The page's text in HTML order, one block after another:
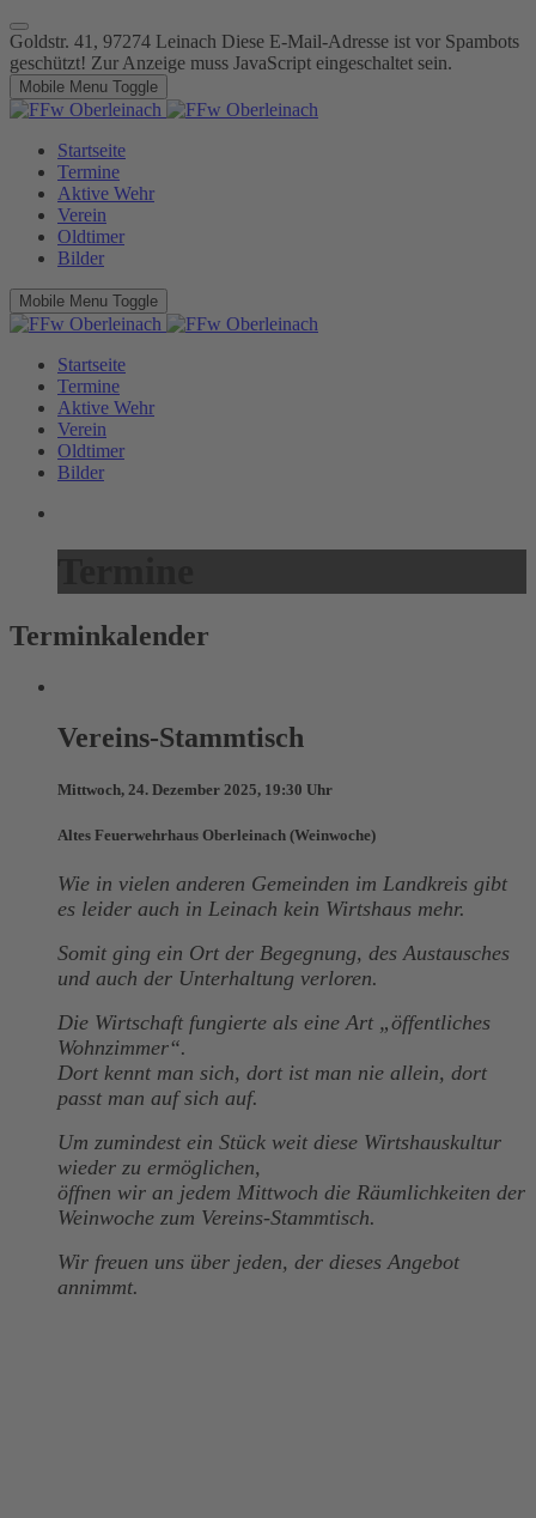
Goldstr. 41, 97274 Leinach Diese E-Mail-Adresse ist vor Spambots
geschützt! Zur Anzeige muss JavaScript eingeschaltet sein.
Mobile Menu Toggle
Startseite
Termine
Aktive Wehr
Verein
Oldtimer
Bilder
Mobile Menu Toggle
Startseite
Termine
Aktive Wehr
Verein
Oldtimer
Bilder
Terminkalender
Vereins-Stammtisch
Mittwoch, 24. Dezember 2025, 19:30 Uhr
Altes Feuerwehrhaus Oberleinach (Weinwoche)
Wie in vielen anderen Gemeinden im Landkreis gibt
es leider auch in Leinach kein Wirtshaus mehr.
Somit ging ein Ort der Begegnung, des Austausches
und auch der Unterhaltung verloren.
Die Wirtschaft fungierte als eine Art „öffentliches
Wohnzimmer“.
Dort kennt man sich, dort ist man nie allein, dort
passt man auf sich auf.
Um zumindest ein Stück weit diese Wirtshauskultur
wieder zu ermöglichen,
öffnen wir an jedem Mittwoch die Räumlichkeiten der
Weinwoche zum Vereins-Stammtisch.
Wir freuen uns über jeden, der dieses Angebot
annimmt.